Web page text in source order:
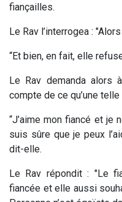
fiançailles.
Le Rav l’interrogea :
“Et bien, en fait, elle
Le Rav demanda alors
compte de ce qu’une
“J’aime mon fiancé et je
suis sûre que je peux
dit-elle.
Le Rav répondit : "Le
fiancée et elle aussi